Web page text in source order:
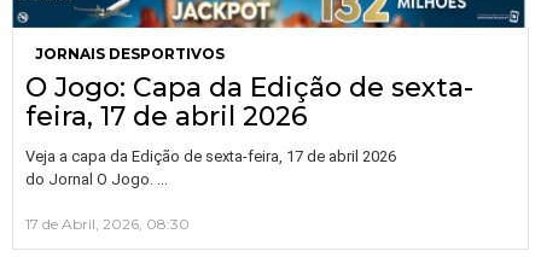
JORNAIS DESPORTIVOS
O Jogo: Capa da Edição de sexta-
feira, 17 de abril 2026
Veja a capa da Edição de sexta-feira, 17 de abril 2026
do Jornal O Jogo. …
17 de Abril, 2026, 08:30